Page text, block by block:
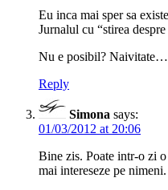
Eu inca mai sper sa
Jurnalul cu “stirea
Nu e posibil? Naivitate…
Reply
Simona says:
01/03/2012 at 20:06
Bine zis. Poate intr-o zi
mai intereseze pe nimeni.